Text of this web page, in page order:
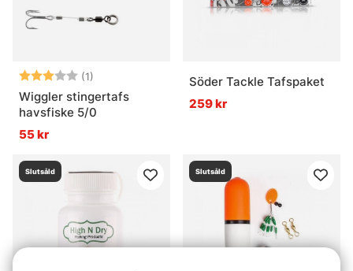
Betyg: (1)
3.0 utav 5 stjärnor
Wiggler stingertafs
havsfiske 5/0
55 kr
Söder Tackle Tafspaket
259 kr
Slutsåld Slutsåld